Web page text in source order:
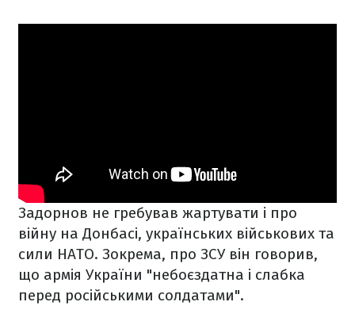
Задорнов не гребував жартувати і про
війну на Донбасі, українських військових та
сили НАТО. Зокрема, про ЗСУ він говорив,
що армія України "небоєздатна і слабка
перед російськими солдатами".